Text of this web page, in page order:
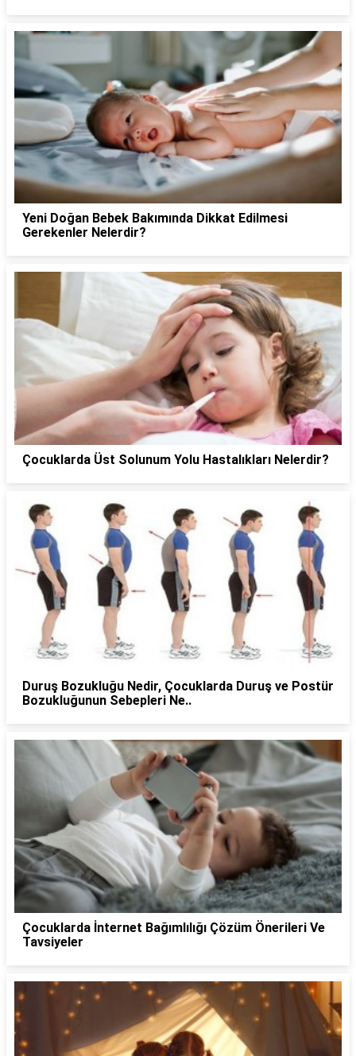
Yeni Doğan Bebek Bakımında Dikkat Edilmesi
Gerekenler Nelerdir?
Çocuklarda Üst Solunum Yolu Hastalıkları Nelerdir?
Duruş Bozukluğu Nedir, Çocuklarda Duruş ve Postür
Bozukluğunun Sebepleri Ne..
Çocuklarda İnternet Bağımlılığı Çözüm Önerileri Ve
Tavsiyeler